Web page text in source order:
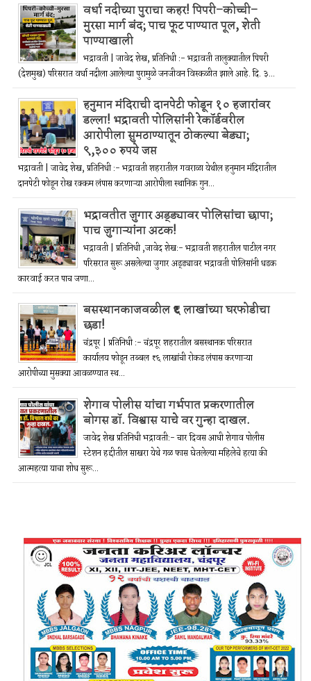
वर्धा नदीच्या पुराचा कहर! पिपरी–कोच्ची–
मुरसा मार्ग बंद; पाच फूट पाण्यात पूल, शेती
पाण्याखाली
भद्रावती | जावेद शेख, प्रतिनिधी :- भद्रावती तालुक्यातील पिपरी
(देशमुख) परिसरात वर्धा नदीला आलेल्या पुरामुळे जनजीवन विस्कळीत झाले आहे. दि. ३...
हनुमान मंदिराची दानपेटी फोडून १० हजारांवर
डल्ला! भद्रावती पोलिसांनी रेकॉर्डवरील
आरोपीला सुमठाण्यातून ठोकल्या बेड्या;
९,३०० रुपये जप्त
भद्रावती | जावेद शेख, प्रतिनिधी :- भद्रावती शहरातील गवराळा येथील हनुमान मंदिरातील
दानपेटी फोडून रोख रक्कम लंपास करणाऱ्या आरोपीला स्थानिक गुन...
भद्रावतीत जुगार अड्ड्यावर पोलिसांचा छापा;
पाच जुगाऱ्यांना अटक!
भद्रावती | प्रतिनिधी ,जावेद शेख:- भद्रावती शहरातील पाटील नगर
परिसरात सुरू असलेल्या जुगार अड्ड्यावर भद्रावती पोलिसांनी धडक
कारवाई करत पाच जणा...
बसस्थानकाजवळील ₹६ लाखांच्या घरफोडीचा
छडा!
चंद्रपूर | प्रतिनिधी :- चंद्रपूर शहरातील बसस्थानक परिसरात
कार्यालय फोडून तब्बल ₹६ लाखांची रोकड लंपास करणाऱ्या
आरोपीच्या मुसक्या आवळण्यात स्थ...
शेगाव पोलीस यांचा गर्भपात प्रकरणातील
बोगस डॉ. विश्वास याचे वर गुन्हा दाखल.
जावेद शेख प्रतिनिधी भद्रावती:- चार दिवस आधी शेगाव पोलीस
स्टेशन हद्दीतील साखरा येथे गळ फास घेतलेल्या महिलेचे हत्या की
आत्महत्या याचा शोध सुरू...